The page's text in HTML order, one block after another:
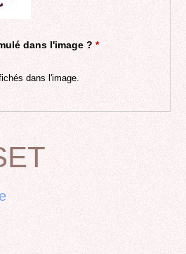
dans l'image ? *
dans l'image.